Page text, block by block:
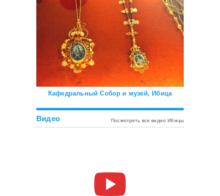
Кафедральный Собор и музей, Ибица
Видео Посмотреть все видео Ибицы